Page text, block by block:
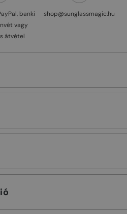
banki
vagy
átvétel
shop@sunglassmagic.hu